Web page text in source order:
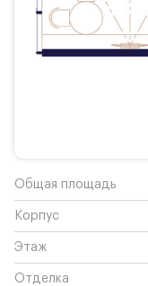
Общая площадь
Корпус
Этаж
Отделка